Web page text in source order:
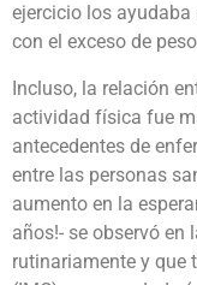
ejercicio los
con el exceso de
Incluso, la relación
actividad física fue
antecedentes de
entre las personas
aumento en la
años!- se observó en
rutinariamente y que